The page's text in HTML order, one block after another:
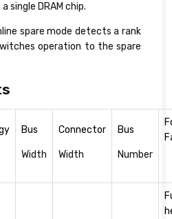
single DRAM chip.
spare mode detects a rank
operation to the spare
Bus
Width
Connector
Width
Bus
Number